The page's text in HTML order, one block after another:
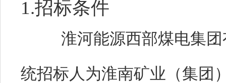
1.招标条件
淮河能源西部煤电集
统招标人为淮南矿业（集团